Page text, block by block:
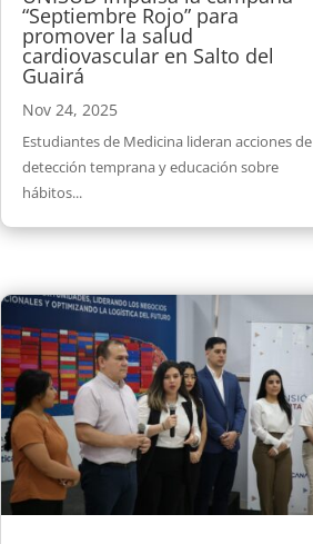
“Septiembre Rojo” para
promover la salud
cardiovascular en Salto del
Guairá
Nov 24, 2025
Estudiantes de Medicina lideran acciones de
detección temprana y educación sobre
hábitos...